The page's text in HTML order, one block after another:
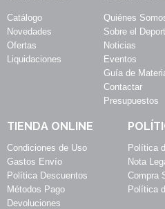
Catálogo
Novedades
Ofertas
Liquidaciones
Quiénes
Sobre el
Noticias
Eventos
Guía de
Contactar
Presupuestos
TIENDA ONLINE
Condiciones de Uso
Gastos Envío
Política Descuentos
Métodos Pago
Devoluciones
Política
Nota
Compra
Política